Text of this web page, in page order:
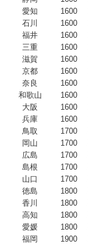
愛知
1600
石川
1600
福井
1600
三重
1600
滋賀
1600
京都
1600
奈良
1600
和歌山
1600
大阪
1600
兵庫
1600
鳥取
1700
岡山
1700
広島
1700
島根
1700
山口
1700
徳島
1800
香川
1800
高知
1800
愛媛
1800
福岡
1900